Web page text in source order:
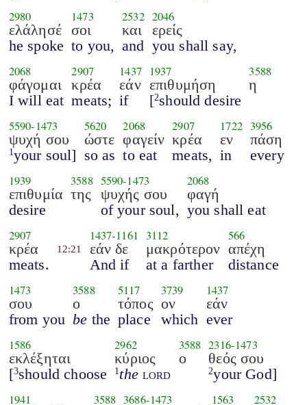
2980
ελάλησέ
he spoke
1473
σοι
to you,
2532
και
and
2046
ερείς
you shall say,
2068
φάγομαι
I will eat
2907
κρέα
meats;
1437
εάν
if
1937
επιθυμήση
[2should desire
3588
η
5590-1473
ψυχή σου
1 your soul]
5620
ώστε
so as
2068
φαγείν
to eat
2907
κρέα
meats,
1722
εν
in
3956
πάση
every
1939
επιθυμία
desire
3588
της
5590-1473
ψυχής σου
of your soul,
2068
φαγή
you shall eat
2907
κρέα
meats.
12:21
1437-1161
εάν δε
And if
3112
μακρότερον
at a farther
566
απέχη
distance
1473
σου
from you
3588
ο
be the
5117
τόπος
place
3739
ον
which
1437
εάν
ever
1586
εκλέξηται
[3should choose
2962
κύριος
1 the lord
3588
ο
2316-1473
θεός σου
2your God]
1941 3588 3686-1473 1563 2532